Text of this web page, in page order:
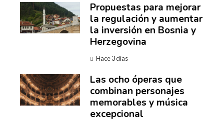
Propuestas para mejorar
la regulación y aumentar
la inversión en Bosnia y
Herzegovina
Hace 3 días
Las ocho óperas que
combinan personajes
memorables y música
excepcional